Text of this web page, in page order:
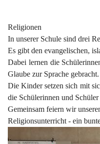
Religionen
In unserer Schule sind drei
Es gibt den evangelischen,
Dabei lernen die
Glaube zur Sprache gebracht.
Die Kinder setzen sich mit
die Schülerinnen und
Gemeinsam feiern wir
Religionsunterricht - ein